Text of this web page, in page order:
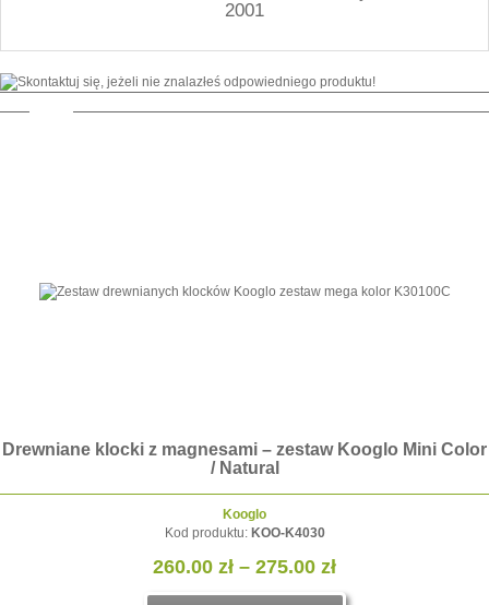
klocki z magnesami – zestaw Kooglo Mini Color
/ Natural
Kooglo
Kod produktu:KOO-K4030
260.00 zł – 275.00 złZakres
cen: